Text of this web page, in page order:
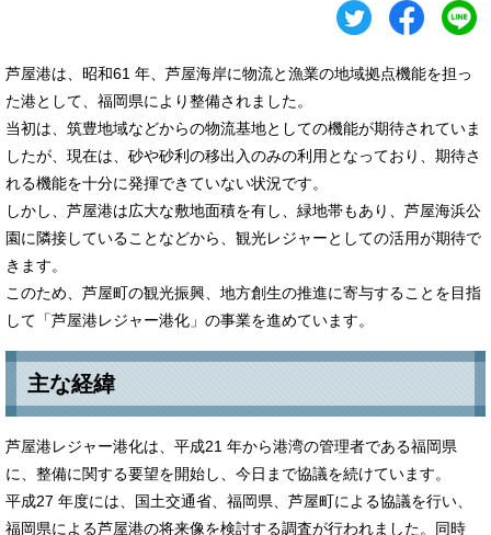
芦屋港は、昭和61 年、芦屋海岸に物流と漁業の地域拠点機能を担っ
た港として、福岡県により整備されました。
当初は、筑豊地域などからの物流基地としての機能が期待されていま
したが、現在は、砂や砂利の移出入のみの利用となっており、期待さ
れる機能を十分に発揮できていない状況です。
しかし、芦屋港は広大な敷地面積を有し、緑地帯もあり、芦屋海浜公
園に隣接していることなどから、観光レジャーとしての活用が期待で
きます。
このため、芦屋町の観光振興、地方創生の推進に寄与することを目指
して「芦屋港レジャー港化」の事業を進めています。
主な経緯
芦屋港レジャー港化は、平成21 年から港湾の管理者である福岡県
に、整備に関する要望を開始し、今日まで協議を続けています。
平成27 年度には、国土交通省、福岡県、芦屋町による協議を行い、
福岡県による芦屋港の将来像を検討する調査が行われました。同時